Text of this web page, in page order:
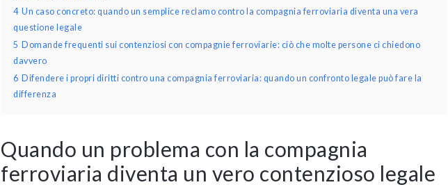
4 Un caso concreto: quando un semplice reclamo contro la compagnia ferroviaria diventa una vera
questione legale
5 Domande frequenti sui contenziosi con compagnie ferroviarie: ciò che molte persone ci chiedono
davvero
6 Difendere i propri diritti contro una compagnia ferroviaria: quando un confronto legale può fare la
differenza
Quando un problema con la compagnia
ferroviaria diventa un vero contenzioso legale